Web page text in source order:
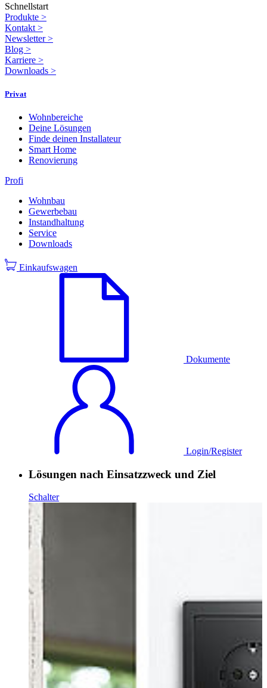
Schnellstart
Produkte >
Kontakt >
Newsletter>
Blog >
Karriere >
Downloads >
Privat
Wohnbereiche
Deine Lösungen
Finde deinen Installateur
Smart Home
Renovierung
Profi
Wohnbau
Gewerbebau
Instandhaltung
Service
Downloads
Einkaufswagen
Dokumente
Login/Register
Lösungen nach Einsatzzweck und Ziel
Schalter